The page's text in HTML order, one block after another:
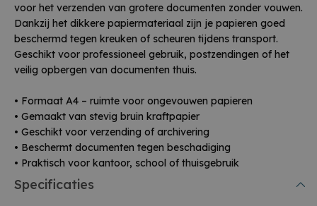
voor het verzenden van grotere documenten zonder vouwen.
Dankzij het dikkere papiermateriaal zijn je papieren goed
beschermd tegen kreuken of scheuren tijdens transport.
Geschikt voor professioneel gebruik, postzendingen of het
veilig opbergen van documenten thuis.
• Formaat A4 – ruimte voor ongevouwen papieren
• Gemaakt van stevig bruin kraftpapier
• Geschikt voor verzending of archivering
• Beschermt documenten tegen beschadiging
• Praktisch voor kantoor, school of thuisgebruik
Specificaties